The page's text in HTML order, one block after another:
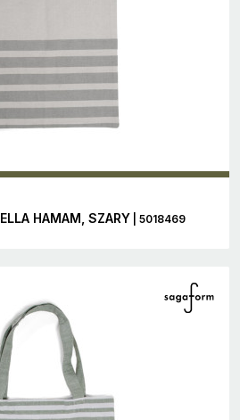
HAMAM, SZARY | 5018469